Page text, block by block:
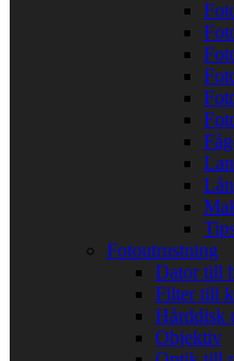
Fotoutrustning
Dator till
Filter till
Hårddisk
Objektiv